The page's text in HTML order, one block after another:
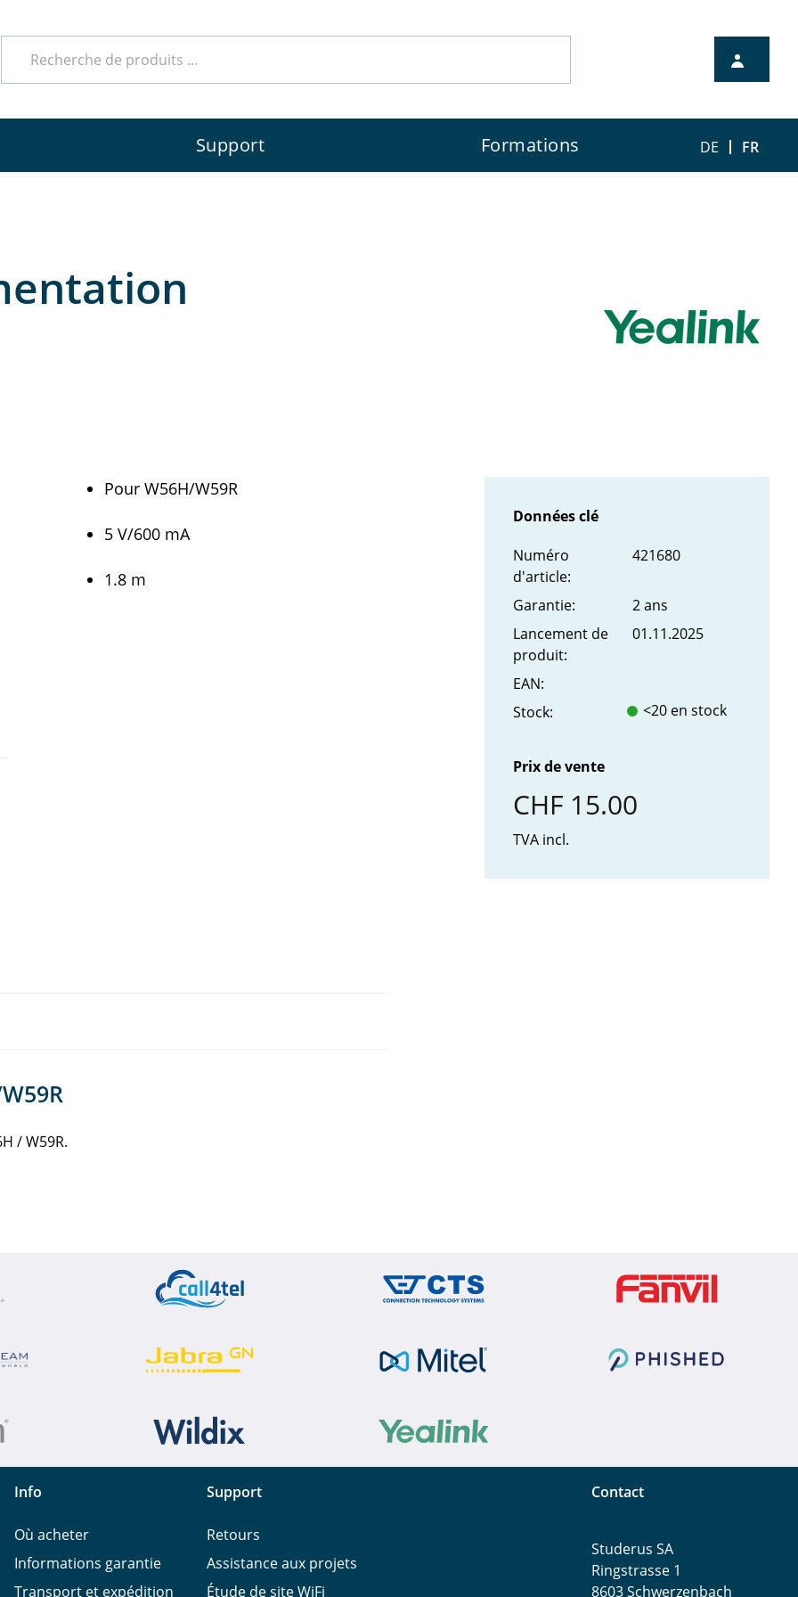
Support Formations DE FR
Pour W56H/W59R
5 V/600 mA
1.8 m
Données clé
Numéro
d'article:
421680
Garantie:
2 ans
Lancement de
produit:
01.11.2025
EAN:
Stock:
<20 en stock
Prix de vente
CHF 15.00
TVA incl.
/ W59R.
Info
Où acheter
Informations garantie
Transport et expédition
Support
Retours
Assistance aux projets
Étude de site WiFi
Contact
Studerus SA
Ringstrasse 1
8603 Schwerzenbach